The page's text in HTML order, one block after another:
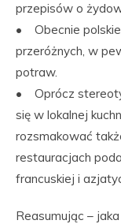
przepisów o
• Obecnie polskie
przeróżnych, w
potraw.
• Oprócz
się w lokalnej
rozsmakować
restauracjach
francuskiej i
Reasumując –